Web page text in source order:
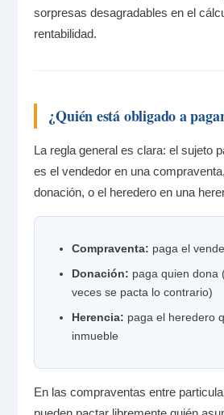
sorpresas desagradables en el
rentabilidad.
¿Quién está obligado a
La regla general es clara: el sujeto
es el vendedor en una
donación, o el heredero en una
Compraventa: paga el
Donación: paga quien dona
veces se pacta lo contrario)
Herencia: paga el heredero
inmueble
En las compraventas entre